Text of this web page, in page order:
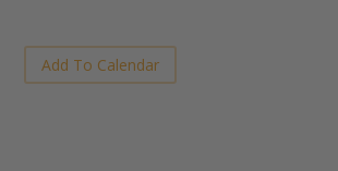
Add To Calendar